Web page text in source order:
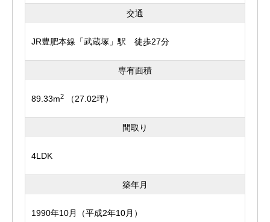
交通
JR豊肥本線「武蔵塚」駅 徒歩27分
専有面積
89.33m2 （27.02坪）
間取り
4LDK
築年月
1990年10月（平成2年10月）